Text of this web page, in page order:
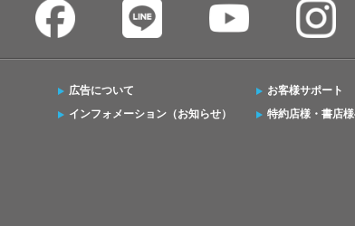
広告について
インフォメーション（お知らせ）
お客様サポート
特約店様・書店